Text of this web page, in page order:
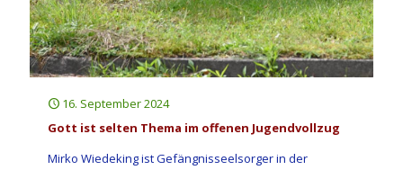
16. September 2024
Gott ist selten Thema im offenen Jugendvollzug
Mirko Wiedeking ist Gefängnisseelsorger in der